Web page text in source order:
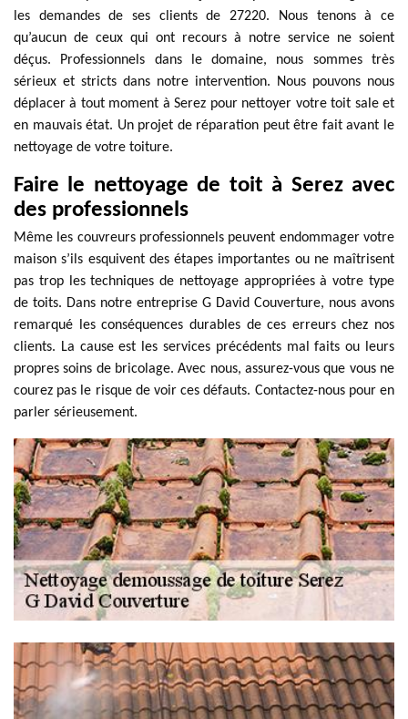
les demandes de ses clients de 27220. Nous tenons à ce
qu’aucun de ceux qui ont recours à notre service ne soient
déçus. Professionnels dans le domaine, nous sommes très
sérieux et stricts dans notre intervention. Nous pouvons nous
déplacer à tout moment à Serez pour nettoyer votre toit sale et
en mauvais état. Un projet de réparation peut être fait avant le
nettoyage de votre toiture.
Faire le nettoyage de toit à Serez avec
des professionnels
Même les couvreurs professionnels peuvent endommager votre
maison s’ils esquivent des étapes importantes ou ne maîtrisent
pas trop les techniques de nettoyage appropriées à votre type
de toits. Dans notre entreprise G David Couverture, nous avons
remarqué les conséquences durables de ces erreurs chez nos
clients. La cause est les services précédents mal faits ou leurs
propres soins de bricolage. Avec nous, assurez-vous que vous ne
courez pas le risque de voir ces défauts. Contactez-nous pour en
parler sérieusement.